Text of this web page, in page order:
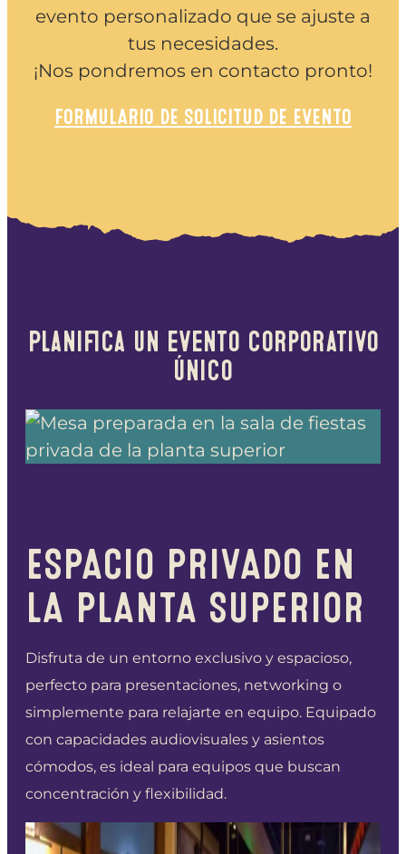
evento personalizado que se ajuste a
tus necesidades.
¡Nos pondremos en contacto pronto!
FORMULARIO DE SOLICITUD DE EVENTO
Planifica un evento corporativo
único
ESPACIO PRIVADO EN
LA PLANTA SUPERIOR
Disfruta de un entorno exclusivo y espacioso,
perfecto para presentaciones, networking o
simplemente para relajarte en equipo. Equipado
con capacidades audiovisuales y asientos
cómodos, es ideal para equipos que buscan
concentración y flexibilidad.